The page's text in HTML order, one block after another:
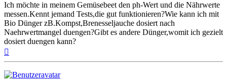
Ich möchte in meinem Gemüsebeet den ph-Wert und die Nährwerte
messen.Kennt jemand Tests,die gut funktionieren?Wie kann ich mit
Bio Dünger zB.Kompst,Brenesseljauche dosiert nach
Naehrwertmangel duengen?Gibt es andere Dünger,womit ich gezielt
dosiert duengen kann?
oben